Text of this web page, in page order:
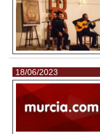
18/06/2023